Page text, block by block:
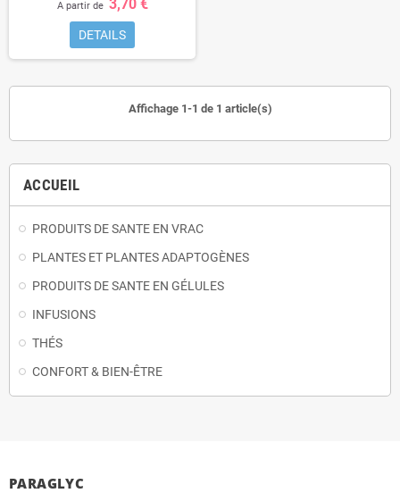
ACCUEIL
PRODUITS DE SANTE EN VRAC
PLANTES ET PLANTES ADAPTOGÈNES
PRODUITS DE SANTE EN GÉLULES
INFUSIONS
THÉS
CONFORT & BIEN-ÊTRE
A partir de 3,70 €
DETAILS
Affichage 1-1 de 1 article(s)
PARAGLYC